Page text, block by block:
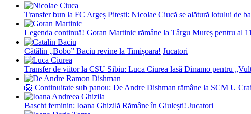
Transfer bun la FC Argeș Pitești: Nicolae Ciucă se alătură lotului de
Legenda continuă! Goran Martinic rămâne la Târgu Mureș pentru al
Cătălin „Bobo” Baciu revine la Timișoara! Jucatori
Transfer de viitor la CSU Sibiu: Luca Ciurea lasă Dinamo pentru
🦁 Continuitate sub panou: De Andre Dishman rămâne la SCM U
Bascht feminin: Ioana Ghizilă Rămâne în Giulești! Jucatori